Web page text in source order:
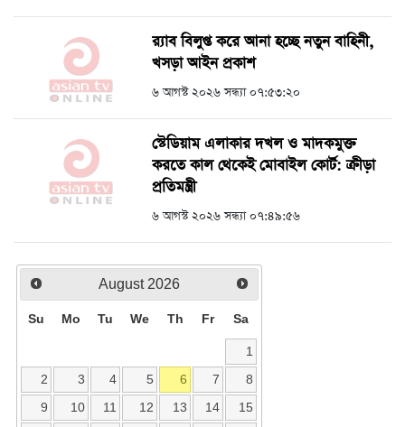
র‍্যাব বিলুপ্ত করে আনা হচ্ছে নতুন বাহিনী,
খসড়া আইন প্রকাশ
৬ আগস্ট ২০২৬ সন্ধ্যা ০৭:৫৩:২০
স্টেডিয়াম এলাকার দখল ও মাদকমুক্ত
করতে কাল থেকেই মোবাইল কোর্ট: ক্রীড়া
প্রতিমন্ত্রী
৬ আগস্ট ২০২৬ সন্ধ্যা ০৭:৪৯:৫৬
August 2026
Su Mo Tu We Th Fr Sa
1
2
3 4 5 6 7
8
9
10 11 12 13 14
15